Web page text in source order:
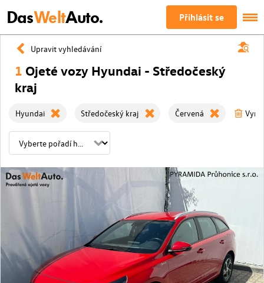
DasWeltAuto. Přihlásit se
Upravit vyhledávání
1 Ojeté vozy Hyundai - Středočeský
kraj
Hyundai Středočeský kraj Červená